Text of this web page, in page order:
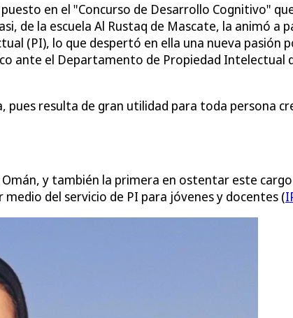
en el "Concurso de Desarrollo Cognitivo"
de la escuela Al Rustaq de Mascate, la animó
(PI), lo que despertó en ella una nueva pasión
ante el Departamento de Propiedad Intelectual
pues resulta de gran utilidad para toda persona
y también la primera en ostentar este
del servicio de PI para jóvenes y docentes (